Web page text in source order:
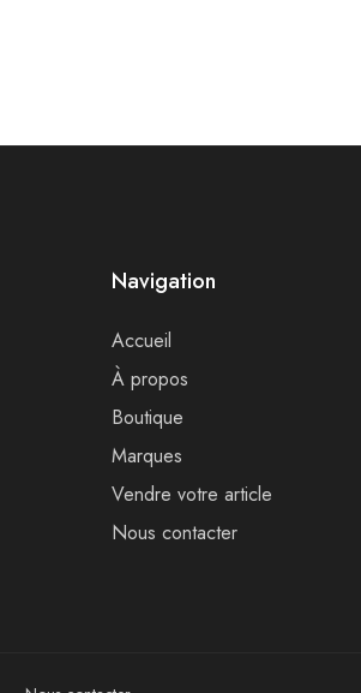
Navigation
Accueil
À propos
Boutique
Marques
Vendre votre article
Nous contacter